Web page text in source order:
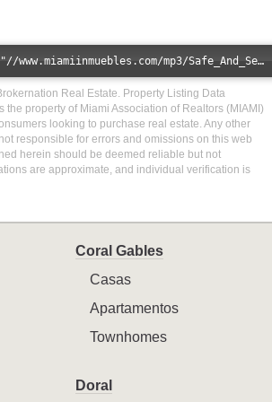
Error loading: "//www.miamiinmuebles.com/mp3/Safe_And_Secure_full_mix_mp3.mp3"
Real Estate. Property Listing Data
the property of Miami Association of Realtors (MIAMI)
looking to purchase real estate. Any other
responsible for errors and omissions on this web
herein should be deemed reliable but not
are approximate, and individual verification is
Coral Gables
Casas
Apartamentos
Townhomes
Doral